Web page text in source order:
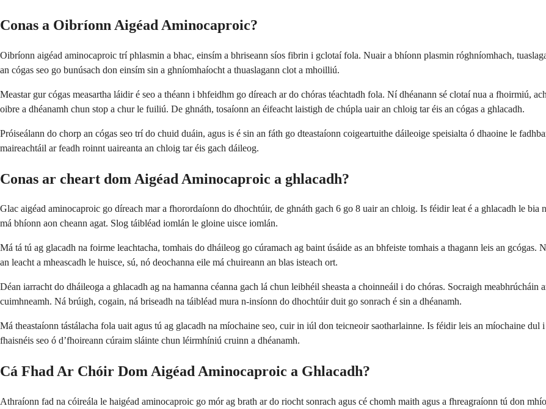
Conas a Oibríonn Aigéad Aminocaproic?
Oibríonn aigéad aminocaproic trí phlasmin a bhac, einsím a bhriseann síos fibrin i gclotaí fola. Nuair a bhíonn plasmin róghníomhach,
an cógas seo go bunúsach don einsím sin a ghníomhaíocht a thuaslagann clot a mhoilliú.
Meastar gur cógas measartha láidir é seo a théann i bhfeidhm go díreach ar do chóras téachtadh fola. Ní dhéanann sé clotaí nua a fhoirmiú,
oibre a dhéanamh chun stop a chur le fuiliú. De ghnáth, tosaíonn an éifeacht laistigh de chúpla uair an chloig tar éis an cógas a ghlacadh.
Próiseálann do chorp an cógas seo trí do chuid duáin, agus is é sin an fáth go dteastaíonn coigeartuithe dáileoige speisialta ó dhaoine le
maireachtáil ar feadh roinnt uaireanta an chloig tar éis gach dáileog.
Conas ar cheart dom Aigéad Aminocaproic a ghlacadh?
Glac aigéad aminocaproic go díreach mar a fhorordaíonn do dhochtúir, de ghnáth gach 6 go 8 uair an chloig. Is féidir leat é a ghlacadh le bia
má bhíonn aon cheann agat. Slog táibléad iomlán le gloine uisce iomlán.
Má tá tú ag glacadh na foirme leachtacha, tomhais do dháileog go cúramach ag baint úsáide as an bhfeiste tomhais a thagann leis an
an leacht a mheascadh le huisce, sú, nó deochanna eile má chuireann an blas isteach ort.
Déan iarracht do dháileoga a ghlacadh ag na hamanna céanna gach lá chun leibhéil sheasta a choinneáil i do chóras. Socraigh
cuimhneamh. Ná brúigh, cogain, ná briseadh na táibléad mura n-insíonn do dhochtúir duit go sonrach é sin a dhéanamh.
Má theastaíonn tástálacha fola uait agus tú ag glacadh na míochaine seo, cuir in iúl don teicneoir saotharlainne. Is féidir leis an míochaine
fhaisnéis seo ó d’fhoireann cúraim sláinte chun léirmhíniú cruinn a dhéanamh.
Cá Fhad Ar Chóir Dom Aigéad Aminocaproic a Ghlacadh?
Athraíonn fad na cóireála le haigéad aminocaproic go mór ag brath ar do riocht sonrach agus cé chomh maith agus a fhreagraíonn tú don